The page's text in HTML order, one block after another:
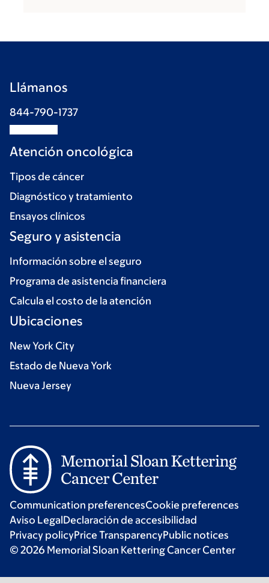
Llámanos
844-790-1737
Atención oncológica
Tipos de cáncer
Diagnóstico y tratamiento
Ensayos clínicos
Seguro y asistencia
Información sobre el seguro
Programa de asistencia financiera
Calcula el costo de la atención
Ubicaciones
New York City
Estado de Nueva York
Nueva Jersey
Communication preferencesCookie preferences
Aviso LegalDeclaración de accesibilidad
Privacy policyPrice TransparencyPublic notices
© 2026 Memorial Sloan Kettering Cancer Center